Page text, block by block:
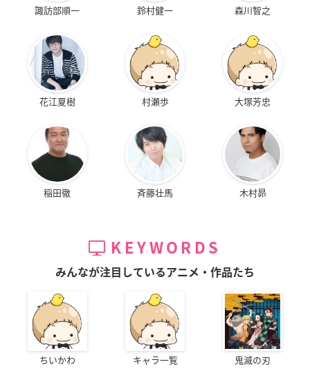
諏訪部順一 鈴村健一 森川智之
花江夏樹 村瀬歩 大塚芳忠
稲田徹 斉藤壮馬 木村昴
KEYWORDS
みんなが注目しているアニメ・作品たち
ちいかわ キャラ一覧 鬼滅の刃